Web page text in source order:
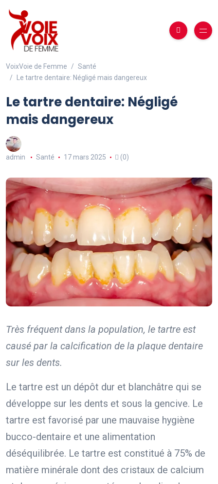
VoixVoie de Femme
Santé
Le tartre dentaire: Négligé mais dangereux
Le tartre dentaire: Négligé
mais dangereux
admin Santé 17 mars 2025 (0)
Très fréquent dans la population, le tartre est
causé par la calcification de la plaque dentaire
sur les dents.
Le tartre est un dépôt dur et blanchâtre qui se
développe sur les dents et sous la gencive. Le
tartre est favorisé par une mauvaise hygiène
bucco-dentaire et une alimentation
déséquilibrée. Le tartre est constitué à 75% de
matière minérale dont des cristaux de calcium